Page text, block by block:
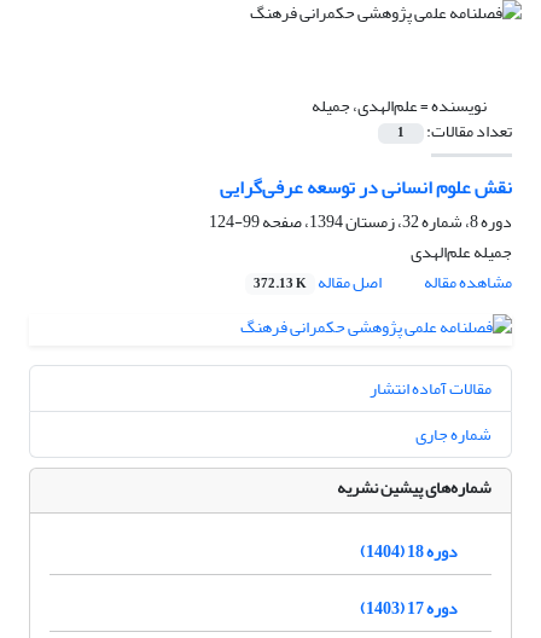
نویسنده =علم‌الهدی، جمیله
تعداد مقالات: 1
نقش علوم انسانی در توسعه عرفی‌گرایی
دوره 8، شماره 32، زمستان 1394، صفحه
99-124
جمیله علم‌الهدی
مشاهده مقاله
اصل مقاله 372.13 K
مقالات آماده انتشار
شماره جاری
شماره‌های پیشین نشریه
دوره 18 (1404)
دوره 17 (1403)